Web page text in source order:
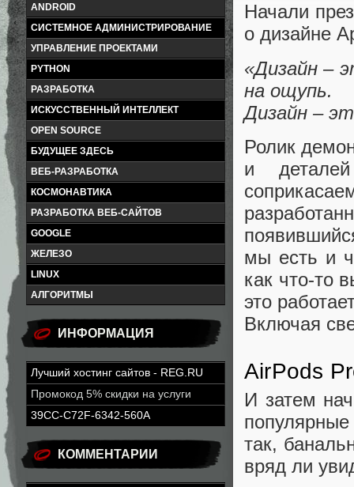
ANDROID
СИСТЕМНОЕ АДМИНИСТРИРОВАНИЕ
УПРАВЛЕНИЕ ПРОЕКТАМИ
PYTHON
РАЗРАБОТКА
ИСКУССТВЕННЫЙ ИНТЕЛЛЕКТ
OPEN SOURCE
БУДУЩЕЕ ЗДЕСЬ
ВЕБ-РАЗРАБОТКА
КОСМОНАВТИКА
РАЗРАБОТКА ВЕБ-САЙТОВ
GOOGLE
ЖЕЛЕЗО
LINUX
АЛГОРИТМЫ
ИНФОРМАЦИЯ
Лучший хостинг сайтов - REG.RU
Промокод 5% скидки на услуги
39CC-C72F-6342-560A
КОММЕНТАРИИ
Начали
о дизайне
«Дизайн –
на ощупь.
Дизайн –
Ролик
и
мы есть и
как что-то
это
Включая
AirPods
И затем
так,
вряд ли